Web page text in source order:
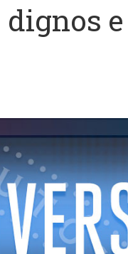
dignos